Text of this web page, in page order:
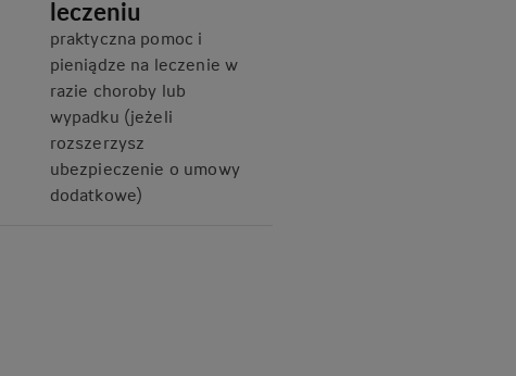
leczeniu
praktyczna pomoc i
pieniądze na leczenie w
razie choroby lub
wypadku (jeżeli
rozszerzysz
ubezpieczenie o umowy
dodatkowe)